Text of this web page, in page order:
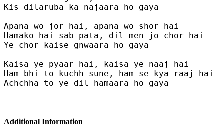
Kis dilaruba ka najaara ho gaya
Apana wo jor hai, apana wo shor hai
Hamako hai sab pata, dil men jo chor hai
Ye chor kaise gnwaara ho gaya
Kaisa ye pyaar hai, kaisa ye naaj hai
Ham bhi to kuchh sune, ham se kya raaj hai
Achchha to ye dil hamaara ho gaya
Additional Information